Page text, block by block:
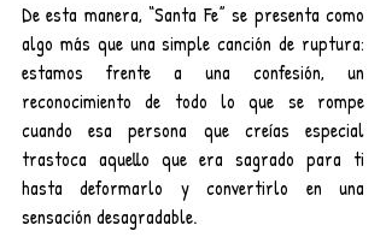
De esta manera, “Santa Fe” se presenta como
algo más que una simple canción de ruptura:
estamos frente a una confesión, un
reconocimiento de todo lo que se rompe
cuando esa persona que creías especial
trastoca aquello que era sagrado para ti
hasta deformarlo y convertirlo en una
sensación desagradable.